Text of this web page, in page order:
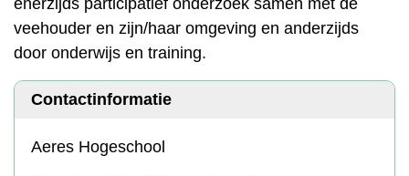
enerzijds participatief onderzoek samen met de
veehouder en zijn/haar omgeving en anderzijds
door onderwijs en training.
Contactinformatie
Aeres Hogeschool